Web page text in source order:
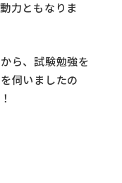
力ともなりま
ら、試験勉強を
伺いましたの